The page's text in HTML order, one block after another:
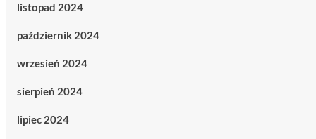
listopad 2024
październik 2024
wrzesień 2024
sierpień 2024
lipiec 2024